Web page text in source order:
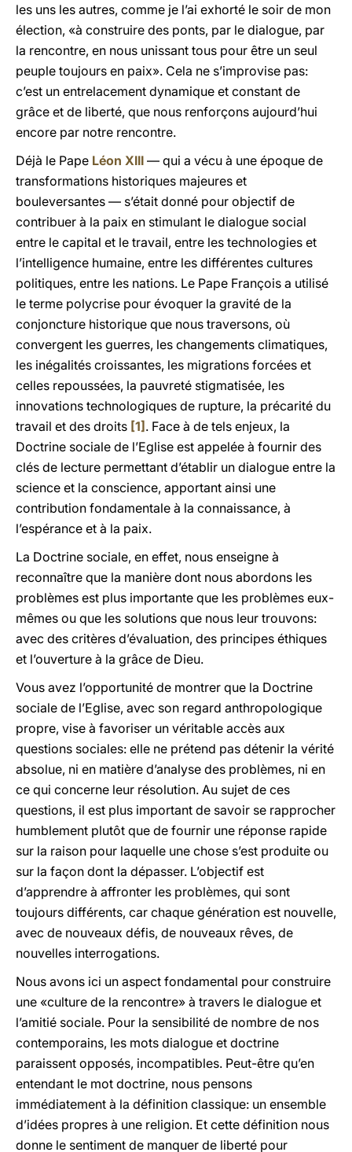
les uns les autres, comme je l’ai exhorté le soir de mon
élection, «à construire des ponts, par le dialogue, par
la rencontre, en nous unissant tous pour être un seul
peuple toujours en paix». Cela ne s’improvise pas:
c’est un entrelacement dynamique et constant de
grâce et de liberté, que nous renforçons aujourd’hui
encore par notre rencontre.
Déjà le Pape Léon XIII — qui a vécu à une époque de
transformations historiques majeures et
bouleversantes — s’était donné pour objectif de
contribuer à la paix en stimulant le dialogue social
entre le capital et le travail, entre les technologies et
l’intelligence humaine, entre les différentes cultures
politiques, entre les nations. Le Pape François a utilisé
le terme polycrise pour évoquer la gravité de la
conjoncture historique que nous traversons, où
convergent les guerres, les changements climatiques,
les inégalités croissantes, les migrations forcées et
celles repoussées, la pauvreté stigmatisée, les
innovations technologiques de rupture, la précarité du
travail et des droits [1] . Face à de tels enjeux, la
Doctrine sociale de l’Eglise est appelée à fournir des
clés de lecture permettant d’établir un dialogue entre la
science et la conscience, apportant ainsi une
contribution fondamentale à la connaissance, à
l’espérance et à la paix.
La Doctrine sociale, en effet, nous enseigne à
reconnaître que la manière dont nous abordons les
problèmes est plus importante que les problèmes eux-
mêmes ou que les solutions que nous leur trouvons:
avec des critères d’évaluation, des principes éthiques
et l’ouverture à la grâce de Dieu.
Vous avez l’opportunité de montrer que la Doctrine
sociale de l’Eglise, avec son regard anthropologique
propre, vise à favoriser un véritable accès aux
questions sociales: elle ne prétend pas détenir la vérité
absolue, ni en matière d’analyse des problèmes, ni en
ce qui concerne leur résolution. Au sujet de ces
questions, il est plus important de savoir se rapprocher
humblement plutôt que de fournir une réponse rapide
sur la raison pour laquelle une chose s’est produite ou
sur la façon dont la dépasser. L’objectif est
d’apprendre à affronter les problèmes, qui sont
toujours différents, car chaque génération est nouvelle,
avec de nouveaux défis, de nouveaux rêves, de
nouvelles interrogations.
Nous avons ici un aspect fondamental pour construire
une «culture de la rencontre» à travers le dialogue et
l’amitié sociale. Pour la sensibilité de nombre de nos
contemporains, les mots dialogue et doctrine
paraissent opposés, incompatibles. Peut-être qu’en
entendant le mot doctrine, nous pensons
immédiatement à la définition classique: un ensemble
d’idées propres à une religion. Et cette définition nous
donne le sentiment de manquer de liberté pour